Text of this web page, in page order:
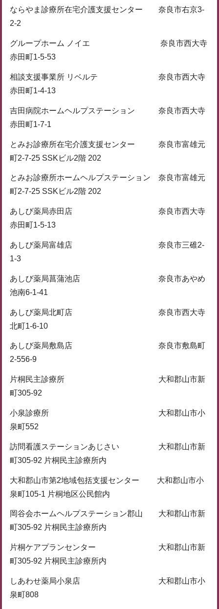
ならやま診療所在宅介護支援センター 奈良市右京3-
2-2
グループホーム ノイエ 奈良市西大寺
赤田町1-5-53
相談支援事業所 リベルテ 奈良市西大寺
赤田町1-4-13
吉田病院ホームヘルプステーション 奈良市西大寺
赤田町1-7-1
とみお診療所在宅介護支援センター 奈良市富雄元
町2-7-25 SSKビル2階 202
とみお診療所ホームヘルプステーション 奈良市富雄元
町2-7-25 SSKビル2階 202
あしび薬局赤田店 奈良市西大寺
赤田町1-5-13
あしび薬局富雄店 奈良市三碓2-
1-3
あしび薬局菖蒲池店 奈良市あやめ
池南6-1-41
あしび薬局北町店 奈良市西大寺
北町1-6-10
あしび薬局敷島店 奈良市敷島町
2-556-9
片桐民主診療所 大和郡山市新
町305-92
小泉診療所 大和郡山市小
泉町552
訪問看護ステーションあじさい 大和郡山市新
町305-92 片桐民主診療所内
大和郡山市第2地域包括支援センター 大和郡山市小
泉町105-1 片桐地区公民館内
岡谷会ホームヘルプステーション郡山 大和郡山市新
町305-92 片桐民主診療所内
片桐ケアプランセンター 大和郡山市新
町305-92 片桐民主診療所内
しあわせ薬局小泉店 大和郡山市小
泉町808